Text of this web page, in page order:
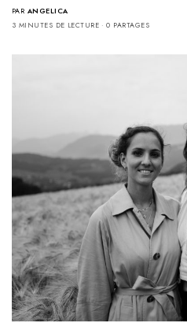
PAR ANGELICA
3 MINUTES DE LECTURE
0 PARTAGES